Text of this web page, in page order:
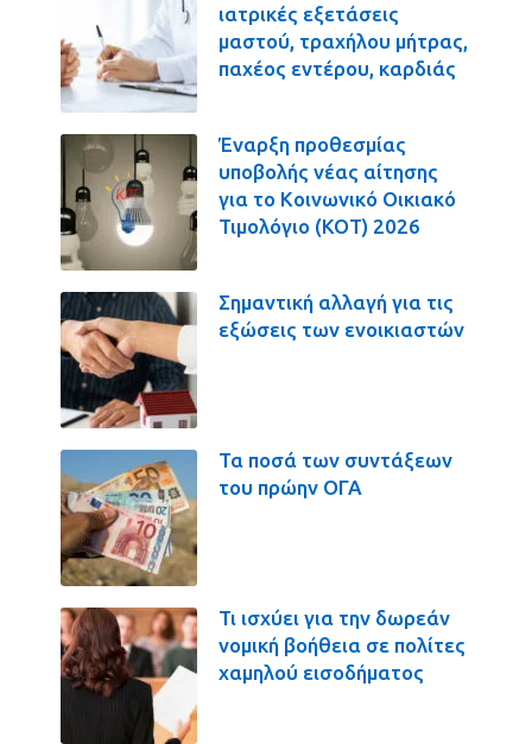
ιατρικές εξετάσεις
μαστού, τραχήλου μήτρας,
παχέος εντέρου, καρδιάς
Έναρξη προθεσμίας
υποβολής νέας αίτησης
για το Κοινωνικό Οικιακό
Τιμολόγιο (ΚΟΤ) 2026
Σημαντική αλλαγή για τις
εξώσεις των ενοικιαστών
Τα ποσά των συντάξεων
του πρώην ΟΓΑ
Τι ισχύει για την δωρεάν
νομική βοήθεια σε πολίτες
χαμηλού εισοδήματος